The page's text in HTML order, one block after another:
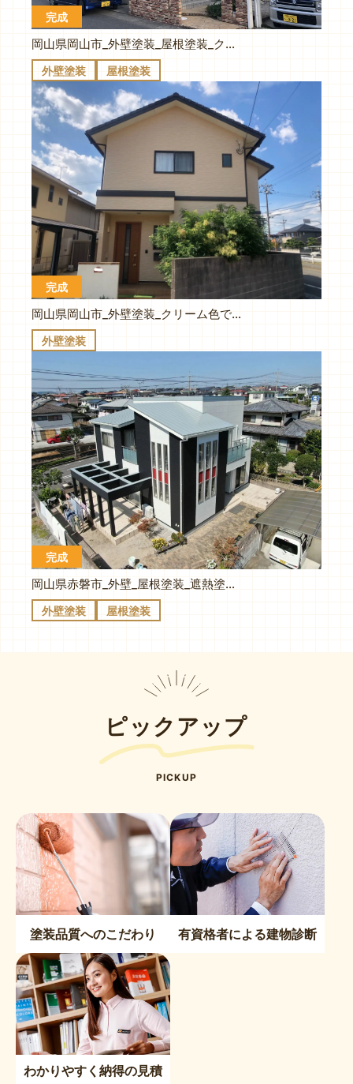
完成
岡山県岡山市_外壁塗装_屋根塗装_クールなグレーから明るいクリーム色に変身し遮熱塗料で経済的
外壁塗装 屋根塗装
完成
岡山県岡山市_外壁塗装_クリーム色で遮熱塗料使用で夏が涼しそう。汚れにくい塗料で経済的
外壁塗装
完成
岡山県赤磐市_外壁_屋根塗装_遮熱塗料で黒と白のスタイリッシュな色合いに赤色のワンポイントでイメージアップ
外壁塗装 屋根塗装
ピックアップ
PICKUP
塗装品質へのこだわり 有資格者による建物診断
わかりやすく納得の見積